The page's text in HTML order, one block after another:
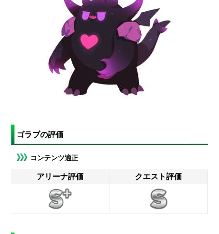
ゴラブの評価
コンテンツ適正
アリーナ評価 クエスト評価